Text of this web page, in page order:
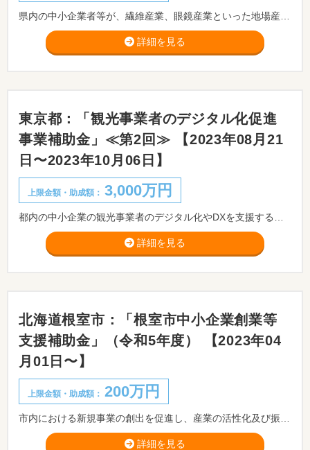
詳細を見る
東京都：「観光事業者のデジタル化促進
事業補助金」≪第2回≫ 【2023年08月21
日〜2023年10月06日】
上限金額・助成額： 3,000万円
詳細を見る
北海道根室市：「根室市中小企業創業等
支援補助金」（令和5年度） 【2023年04
月01日〜】
上限金額・助成額： 200万円
詳細を見る